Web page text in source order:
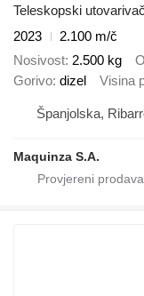
Teleskopski utovarivač
2023
2.100 m/č
Nosivost 2.500 kg
Gorivo dizel Visina
Španjolska,
Maquinza S.A.